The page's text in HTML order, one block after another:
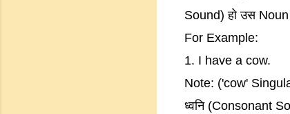
Sound) हो उस Noun
For Example:
1. I have a cow.
Note: ('cow'
ध्वनि (Consonant